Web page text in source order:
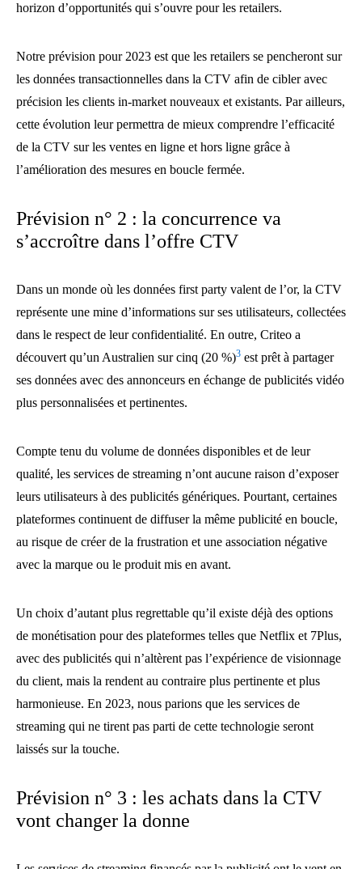
horizon d’opportunités qui s’ouvre pour les retailers.
Notre prévision pour 2023 est que les retailers se pencheront sur
les données transactionnelles dans la CTV afin de cibler avec
précision les clients in-market nouveaux et existants. Par ailleurs,
cette évolution leur permettra de mieux comprendre l’efficacité
de la CTV sur les ventes en ligne et hors ligne grâce à
l’amélioration des mesures en boucle fermée.
Prévision n° 2 : la concurrence va
s’accroître dans l’offre CTV
Dans un monde où les données first party valent de l’or, la CTV
représente une mine d’informations sur ses utilisateurs, collectées
dans le respect de leur confidentialité. En outre, Criteo a
découvert qu’un Australien sur cinq (20 %)3 est prêt à partager
ses données avec des annonceurs en échange de publicités vidéo
plus personnalisées et pertinentes.
Compte tenu du volume de données disponibles et de leur
qualité, les services de streaming n’ont aucune raison d’exposer
leurs utilisateurs à des publicités génériques. Pourtant, certaines
plateformes continuent de diffuser la même publicité en boucle,
au risque de créer de la frustration et une association négative
avec la marque ou le produit mis en avant.
Un choix d’autant plus regrettable qu’il existe déjà des options
de monétisation pour des plateformes telles que Netflix et 7Plus,
avec des publicités qui n’altèrent pas l’expérience de visionnage
du client, mais la rendent au contraire plus pertinente et plus
harmonieuse. En 2023, nous parions que les services de
streaming qui ne tirent pas parti de cette technologie seront
laissés sur la touche.
Prévision n° 3 : les achats dans la CTV
vont changer la donne